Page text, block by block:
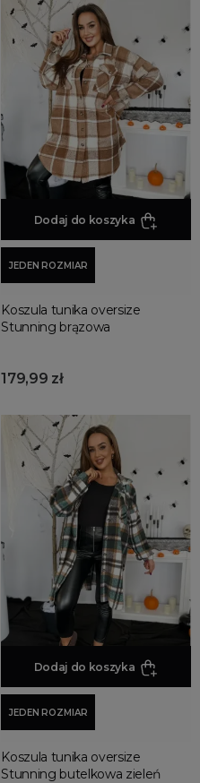
Dodaj do koszyka
JEDEN ROZMIAR
Koszula tunika oversize
Stunning brązowa
179,99 zł
Dodaj do koszyka
JEDEN ROZMIAR
Koszula tunika oversize
Stunning butelkowa zieleń